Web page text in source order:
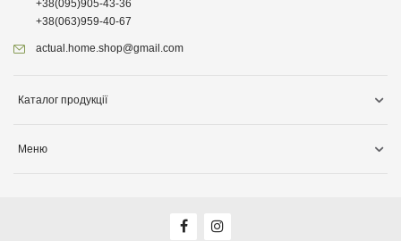
+38(095)905-43-36
+38(063)959-40-67
actual.home.shop@gmail.com
Каталог продукції
Меню